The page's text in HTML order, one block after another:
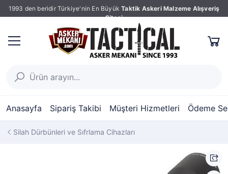
1993 den beridir Türkiye'nin En Büyük Taktik Askeri Malzeme Alışveriş
Sitesi
Anasayfa Sipariş Takibi Müşteri Hizmetleri Ödeme
Silah Dürbünleri ve Sıfrlama Cihazları